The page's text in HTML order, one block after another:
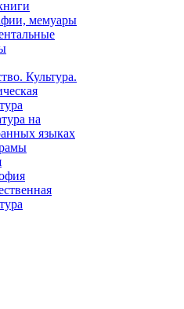
мемуары
Культура.
на
языках